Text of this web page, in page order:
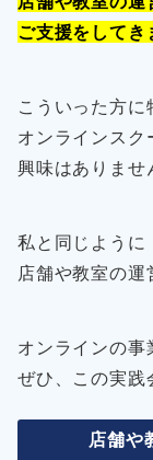
ご支援をしてき
こういった方に
オンラインスク
興味はありませ
私と同じように
店舗や教室の運
オンラインの事
ぜひ、この実践
店舗や